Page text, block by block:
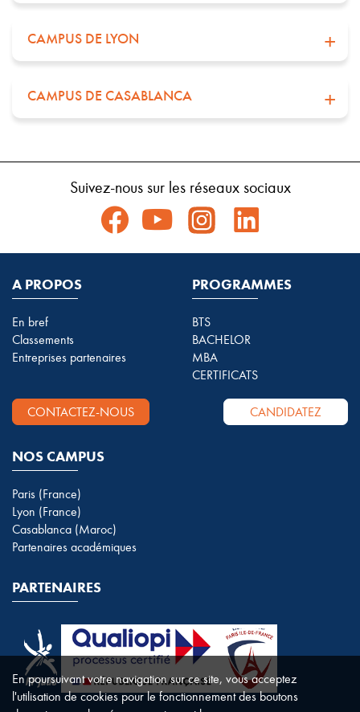
CAMPUS DE LYON
CAMPUS DE CASABLANCA
Suivez-nous sur les réseaux sociaux
A PROPOS
En bref
Classements
Entreprises partenaires
PROGRAMMES
BTS
BACHELOR
MBA
CERTIFICATS
CONTACTEZ-NOUS CANDIDATEZ
NOS CAMPUS
Paris (France)
Lyon (France)
Casablanca (Maroc)
Partenaires académiques
PARTENAIRES
En poursuivant votre navigation sur ce site, vous acceptez
l'utilisation de cookies pour le fonctionnement des boutons